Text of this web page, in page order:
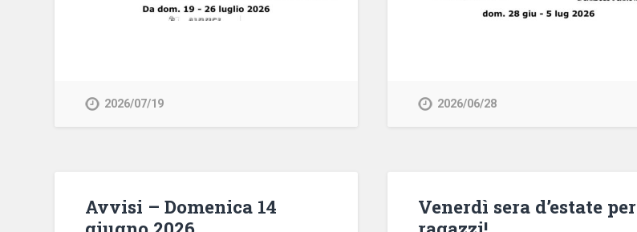
2026/07/19 2026/06/28
Avvisi – Domenica 14
Venerdì sera d’estate per